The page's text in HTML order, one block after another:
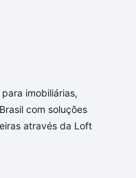
imobiliárias,
com soluções
através da Loft